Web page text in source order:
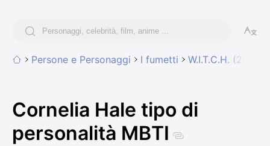
Persone e Personaggi I fumetti W.I.T.C.H. (2023
Cornelia Hale tipo di
personalità MBTI